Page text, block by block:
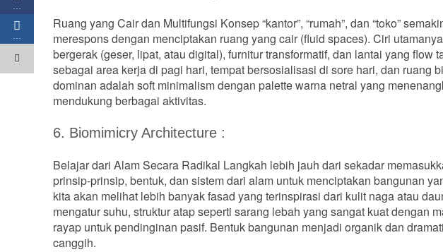
Ruang yang Cair dan Multifungsi Konsep “kantor”, “rumah”, dan “toko”
merespons dengan menciptakan ruang yang cair (fluid spaces). Ciri
bergerak (geser, lipat, atau digital), furnitur transformatif, dan lantai yang flow
sebagai area kerja di pagi hari, tempat bersosialisasi di sore hari, dan ruang
dominan adalah soft minimalism dengan palette warna netral yang
mendukung berbagai aktivitas.
6. Biomimicry Architecture :
Belajar dari Alam Secara Radikal Langkah lebih jauh dari sekadar
prinsip-prinsip, bentuk, dan sistem dari alam untuk menciptakan bangunan
kita akan melihat lebih banyak fasad yang terinspirasi dari kulit naga atau
mengatur suhu, struktur atap seperti sarang lebah yang sangat kuat dengan
rayap untuk pendinginan pasif. Bentuk bangunan menjadi organik dan
canggih.
…
…